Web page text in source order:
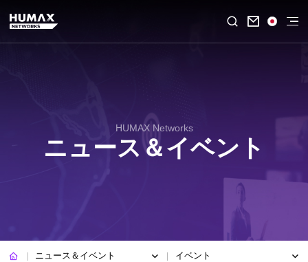

HUMAX Networks
ニュース＆イベント
ニュース＆イベント イベント